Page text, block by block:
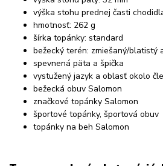
výška stohu prednej časti
hmotnosť: 262 g
šírka topánky: standard
bežecký terén: zmiešaný/blatistý
spevnená päta a špička
vystužený jazyk a oblasť okolo
bežecká obuv Salomon
značkové topánky Salomon
športové topánky, športová obuv
topánky na beh Salomon